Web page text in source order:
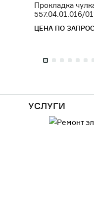
Прокладка
557.04.01.016/
ЦЕНА ПО
УСЛУГИ